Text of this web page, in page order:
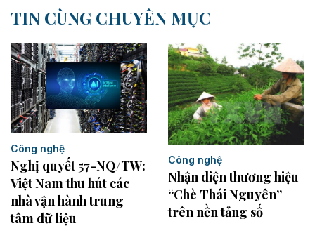
TIN CÙNG CHUYÊN MỤC
Công nghệ
Nghị quyết 57-NQ/TW:
Việt Nam thu hút các
nhà vận hành trung
tâm dữ liệu
Công nghệ
Nhận diện thương hiệu
“Chè Thái Nguyên”
trên nền tảng số